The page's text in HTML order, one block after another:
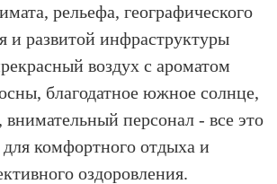
рельефа, географического
и развитой инфраструктуры
воздух с ароматом
благодатное южное солнце,
внимательный персонал - все это
комфортного отдыха и
оздоровления.